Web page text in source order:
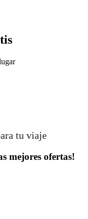
tu viaje
mejores ofertas!